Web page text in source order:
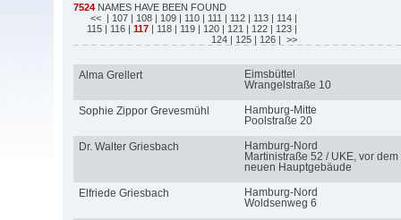
7524 NAMES HAVE BEEN FOUND
<< | 107 | 108 | 109 | 110 | 111 | 112 | 113 | 114 |
115 | 116 | 117 | 118 | 119 | 120 | 121 | 122 | 123 |
124 | 125 | 126 | >>
Alma Grellert
Eimsbüttel
Wrangelstraße 10
Sophie Zippor Grevesmühl
Hamburg-Mitte
Poolstraße 20
Dr. Walter Griesbach
Hamburg-Nord
Martinistraße 52 / UKE, vor dem
neuen Hauptgebäude
Elfriede Griesbach
Hamburg-Nord
Woldsenweg 6